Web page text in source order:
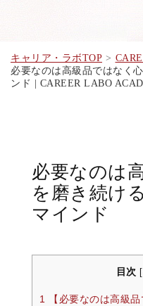
キャリア・ラボTOP
必要なのは高級品ではなく
ンド | CAREER LABO
必要なのは
を磨き続け
マインド
目次
1 【必要なのは高級品